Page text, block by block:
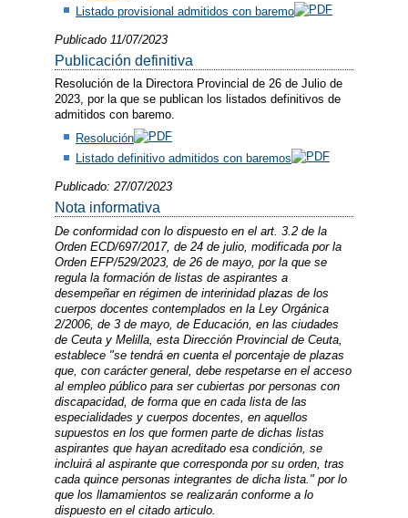
Listado provisional admitidos con baremo
Publicado 11/07/2023
Publicación definitiva
Resolución de la Directora Provincial de 26 de Julio de
2023, por la que se publican los listados definitivos de
admitidos con baremo.
Resolución
Listado definitivo admitidos con baremos
Publicado: 27/07/2023
Nota informativa
De conformidad con lo dispuesto en el art. 3.2 de la
Orden ECD/697/2017, de 24 de julio, modificada por la
Orden EFP/529/2023, de 26 de mayo, por la que se
regula la formación de listas de aspirantes a
desempeñar en régimen de interinidad plazas de los
cuerpos docentes contemplados en la Ley Orgánica
2/2006, de 3 de mayo, de Educación, en las ciudades
de Ceuta y Melilla, esta Dirección Provincial de Ceuta,
establece "se tendrá en cuenta el porcentaje de plazas
que, con carácter general, debe respetarse en el acceso
al empleo público para ser cubiertas por personas con
discapacidad, de forma que en cada lista de las
especialidades y cuerpos docentes, en aquellos
supuestos en los que formen parte de dichas listas
aspirantes que hayan acreditado esa condición, se
incluirá al aspirante que corresponda por su orden, tras
cada quince personas integrantes de dicha lista." por lo
que los llamamientos se realizarán conforme a lo
dispuesto en el citado articulo.